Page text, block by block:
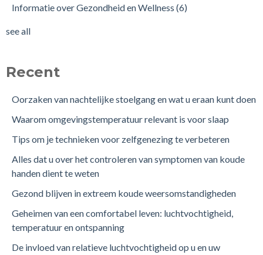
Informatie over Gezondheid en Wellness (6)
see all
Recent
Oorzaken van nachtelijke stoelgang en wat u eraan kunt doen
Waarom omgevingstemperatuur relevant is voor slaap
Tips om je technieken voor zelfgenezing te verbeteren
Alles dat u over het controleren van symptomen van koude
handen dient te weten
Gezond blijven in extreem koude weersomstandigheden
Geheimen van een comfortabel leven: luchtvochtigheid,
temperatuur en ontspanning
De invloed van relatieve luchtvochtigheid op u en uw